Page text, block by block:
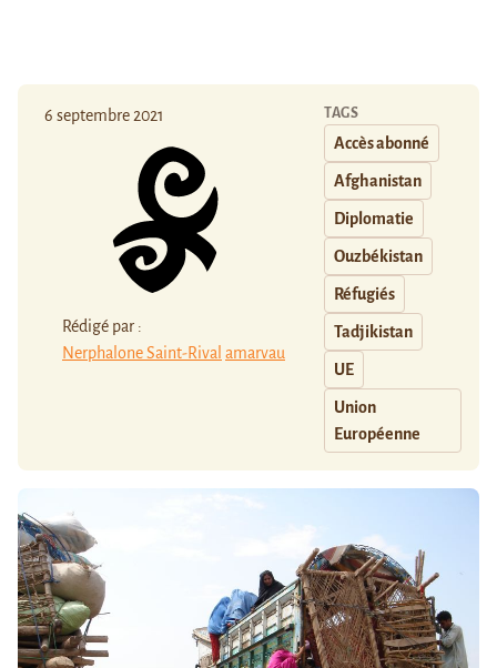
6 septembre 2021
Rédigé par :
Nerphalone Saint-Rival amarvau
TAGS
Accès abonné
Afghanistan
Diplomatie
Ouzbékistan
Réfugiés
Tadjikistan
UE
Union
Européenne